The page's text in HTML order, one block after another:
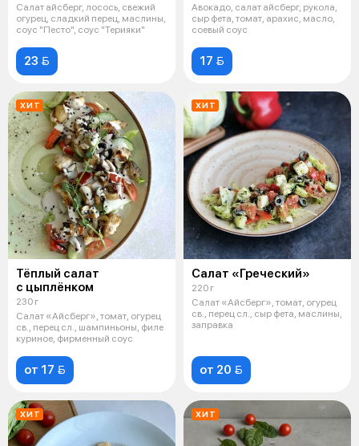
Салат айсберг, лосось, свежий
огурец, сладкий перец, маслины,
соус "Песто", соус "Терияки"
23 
Авокадо, салат айсберг, рукола,
сыр фета, томат, арахис, масло,
соевый соус
17 
ХИТ
Тёплый салат
с цыплёнком
230 г
Салат «Айсберг», томат, огурец
св., перец сл., шампиньоны, филе
куриное, фирменный соус
от 17 
ХИТ
Салат «Греческий»
220 г
Салат «Айсберг», томат, огурец
св., перец сл., сыр фета, маслины,
заправка
от 20 
ХИТ ХИТ